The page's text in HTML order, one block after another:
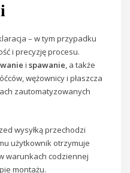
– w tym przypadku
i precyzję procesu.
ispawanie, a także
wężownicy i płaszcza
zautomatyzowanych
wysyłką przechodzi
użytkownik otrzymuje
warunkach codziennej
montażu.